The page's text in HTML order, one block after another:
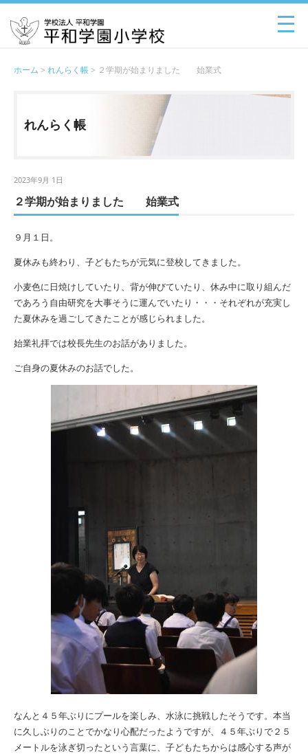
ホーム > れんらく帳> ２学期が始まりました 始業式
れんらく帳
2023年9月 1日
２学期が始まりました 始業式
９月１日。
夏休みも終わり、子どもたちが元気に登校してきました。
小麦色に日焼けしていたり、背が伸びていたり、休み中に取り組んだ
であろう自由研究を大事そうに運んでいたり・・・それぞれが充実し
た夏休みを過ごしてきたことが感じられました。
始業礼拝では校長先生のお話がありました。
ご自身の夏休みのお話でした。
なんと４５年ぶりにプールを楽しみ、水泳に挑戦したそうです。本当
に久しぶりのことでかなり心配だったようですが、４５年ぶりで２５
メートルを泳ぎ切ったという言葉に、子どもたちからは感心する声が